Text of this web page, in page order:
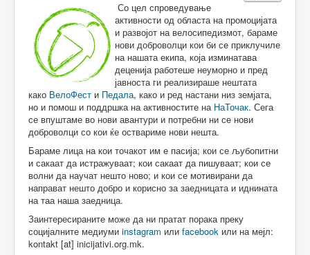
Со цел спроведување
активности од областа на промоцијата
и развојот на велосипедизмот, бараме
нови доброволци кои би се приклучиле
на нашата екипа, која изминатава
деценија работеше неуморно и пред
јавноста ги реализираше нештата
како ВелоФест и Педала, како и ред настани низ земјата,
но и помош и поддршка на активностите на НаТочак. Сега
се впуштаме во нови авантури и потребни ни се нови
доброволци со кои ќе оствариме нови нешта.
Бараме лица на кои точакот им е пасија; кои се љубопитни
и сакаат да истражуваат; кои сакаат да пишуваат; кои се
волни да научат нешто ново; и кои се мотивирани да
направат нешто добро и корисно за заедницата и иднината
на таа наша заедница.
Заинтересираните може да ни пратат порака преку
социјалните медиуми instagram или facebook или на мејл:
kontakt [at] inicijativi.org.mk.